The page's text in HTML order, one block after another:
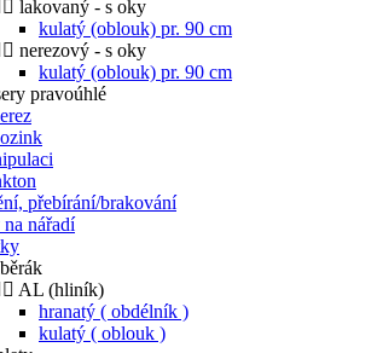
lakovaný - s oky
kulatý (oblouk) pr. 90 cm
nerezový - s oky
kulatý (oblouk) pr. 90 cm
pravoúhlé
přebírání/brakování
nářadí
AL (hliník)
hranatý ( obdélník )
kulatý ( oblouk )